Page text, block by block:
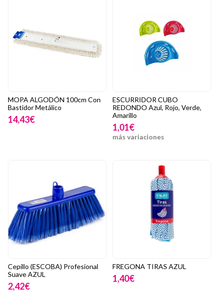
MOPA ALGODÓN 100cm Con
Bastidor Metálico
14,43€
ESCURRIDOR CUBO
REDONDO Azul, Rojo, Verde,
Amarillo
1,01€
más variaciones
Cepillo (ESCOBA) Profesional
Suave AZUL
2,42€
FREGONA TIRAS AZUL
1,40€